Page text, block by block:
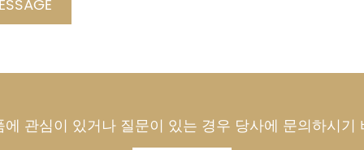
관심이 있거나 질문이 있는 경우 당사에 문의하시기